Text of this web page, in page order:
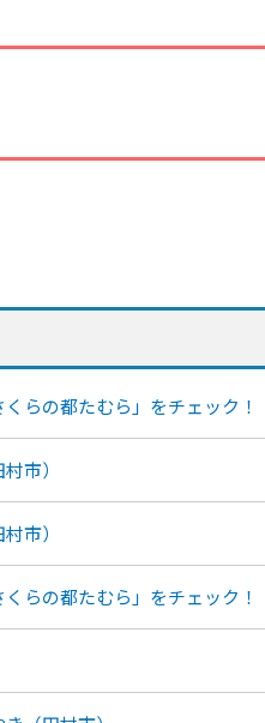
らの都たむら」をチェック！
市）
市）
らの都たむら」をチェック！